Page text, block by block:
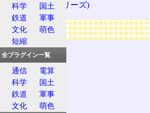
PC-9801 (シリーズ)
広告
科学
国土
鉄道
軍事
文化
萌色
短縮
全プラグイン一覧
通信
電算
科学
国土
鉄道
軍事
文化
萌色